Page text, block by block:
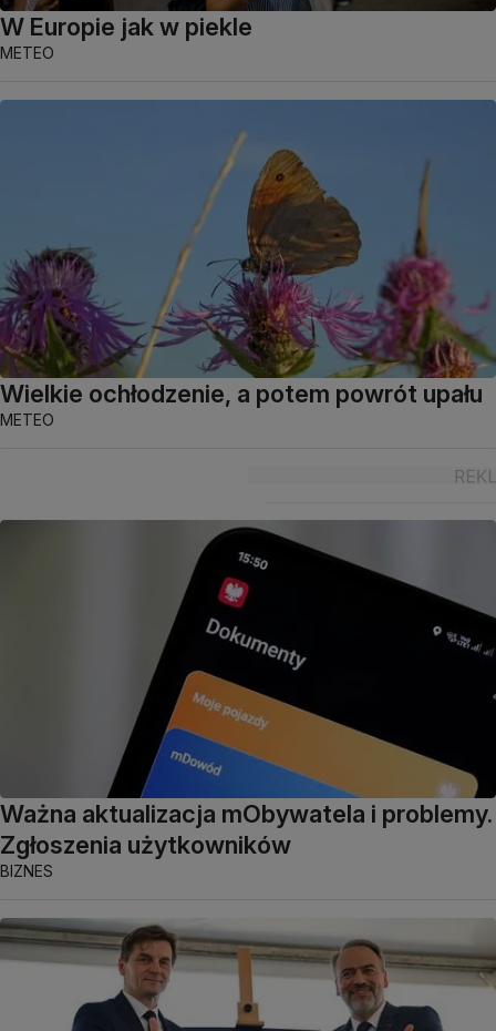
W Europie jak w piekle
METEO
Wielkie ochłodzenie, a potem powrót upału
METEO
Ważna aktualizacja mObywatela i problemy.
Zgłoszenia użytkowników
BIZNES